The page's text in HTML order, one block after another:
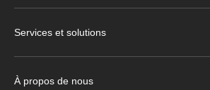
Services et solutions
À propos de nous